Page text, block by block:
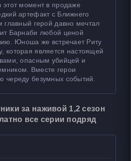
этот момент в продаже
артефакт с Ближнего
главный герой давно мечтал
Барнаби любой ценой
Юноша же встречает Риту
которая является настоящей
опасным убийцей и
Вместе герои
череду безумных событий.
за наживой 1,2 сезон
все серии подряд